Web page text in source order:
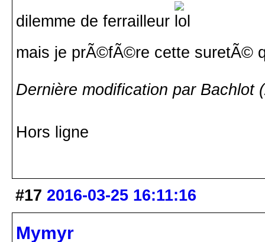
dilemme de ferrailleur
mais je prÃ©fÃ©re cette suretÃ©
Dernière modification par Bachlot
Hors ligne
#17 2016-03-25 16:11:16
Mymyr